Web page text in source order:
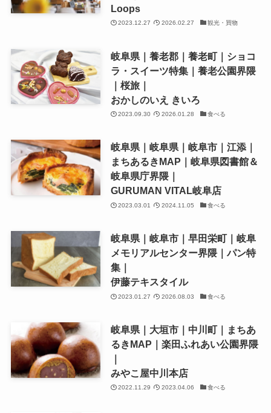
Loops
2023.12.27 2026.02.27 観光・買物
岐阜県｜養老郡｜養老町｜ショコ
ラ・スイーツ特集｜養老公園界隈
｜桜旅｜
おかしのいえ きいろ
2023.09.30 2026.01.28 食べる
岐阜県｜岐阜県｜岐阜市｜江添｜
まちあるきMAP｜岐阜県図書館＆
岐阜県庁界隈｜
GURUMAN VITAL岐阜店
2023.03.01 2024.11.05 食べる
岐阜県｜岐阜市｜早田栄町｜岐阜
メモリアルセンター界隈｜パン特
集｜
伊藤テキスタイル
2023.01.27 2026.08.03 食べる
岐阜県｜大垣市｜中川町｜まちあ
るきMAP｜楽田ふれあい公園界隈
｜
みやこ屋中川本店
2022.11.29 2023.04.06 食べる